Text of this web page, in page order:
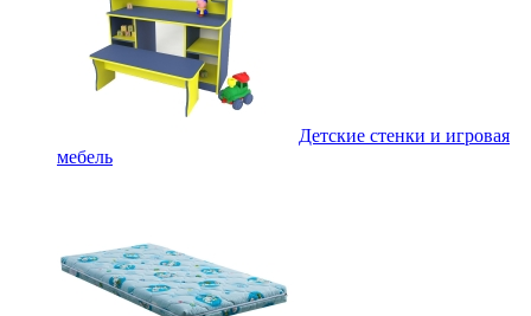
Детские стенки и игровая
мебель